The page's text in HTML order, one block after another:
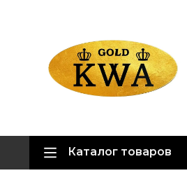
Каталог товаров